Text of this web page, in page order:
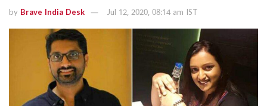
by Brave India Desk Jul 12, 2020, 08:14 am IST